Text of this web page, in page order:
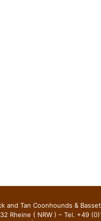
and Tan Coonhounds &
Rheine ( NRW ) – Tel. +49